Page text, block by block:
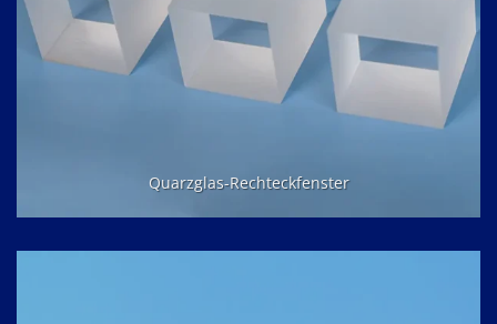
Quarzglas-Rechteckfenster